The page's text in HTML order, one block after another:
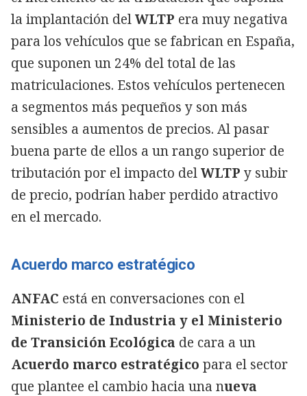
la implantación delWLTP era muy negativa
para los vehículos que se fabrican en España,
que suponen un 24% del total de las
matriculaciones. Estos vehículos pertenecen
a segmentos más pequeños y son más
sensibles a aumentos de precios. Al pasar
buena parte de ellos a un rango superior de
tributación por el impacto delWLTP y subir
de precio, podrían haber perdido atractivo
en el mercado.
Acuerdo marco estratégico
ANFAC está en conversaciones con el
Ministerio de Industria y el Ministerio
de Transición Ecológica de cara a un
Acuerdo marco estratégico para el sector
que plantee el cambio hacia una nueva